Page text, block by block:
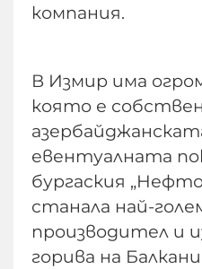
компания.
В Измир има
която е
евентуалната
бургаския
станала най-
производител и
горива на